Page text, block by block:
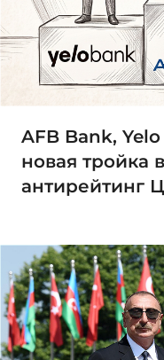
AFB Bank,
новая тройка
антирейтинг